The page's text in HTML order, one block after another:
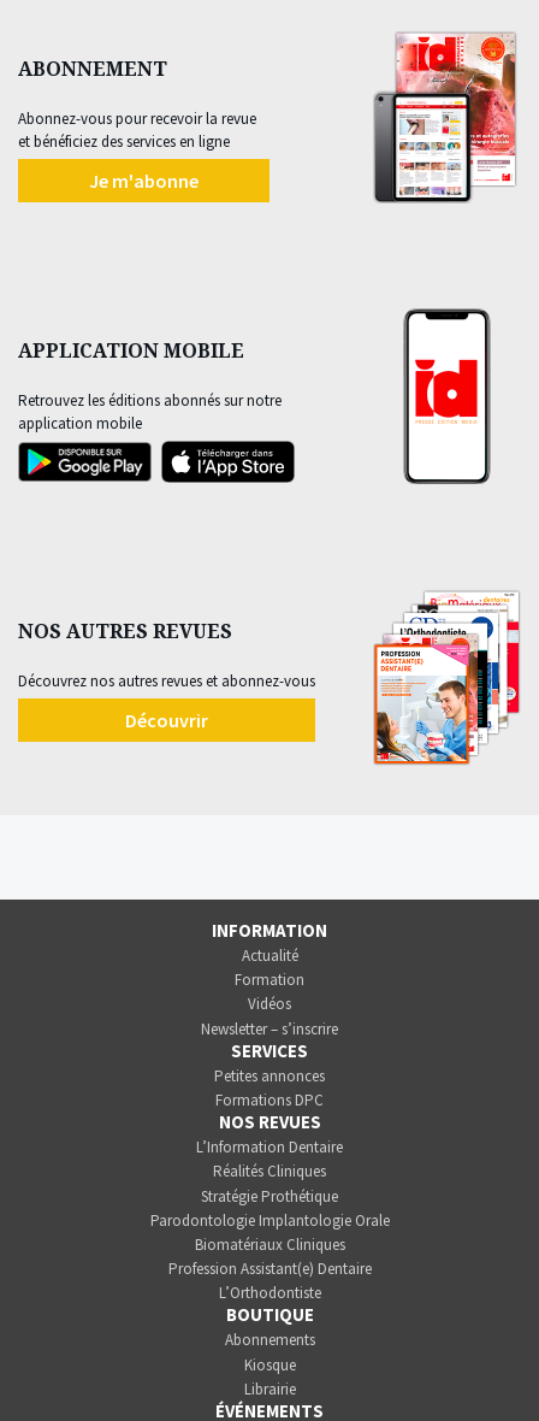
ABONNEMENT
Abonnez-vous pour recevoir la revue
et bénéficiez des services en ligne
Je m'abonne
APPLICATION MOBILE
Retrouvez les éditions abonnés sur notre
application mobile
NOS AUTRES REVUES
Découvrez nos autres revues et abonnez-vous
Découvrir
INFORMATION
Actualité
Formation
Vidéos
Newsletter – s’inscrire
SERVICES
Petites annonces
Formations DPC
NOS REVUES
L’Information Dentaire
Réalités Cliniques
Stratégie Prothétique
Parodontologie Implantologie Orale
Biomatériaux Cliniques
Profession Assistant(e) Dentaire
L’Orthodontiste
BOUTIQUE
Abonnements
Kiosque
Librairie
ÉVÉNEMENTS